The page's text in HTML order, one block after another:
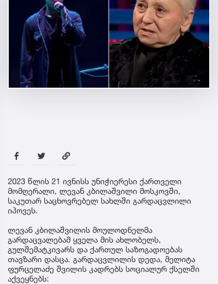
2023 წლის 21 ივნისს უნიჭიერესი ქართველი
მომღერალი, ლევან კბილაშვილი მოსკოვში,
საკუთარ საცხოვრებელ სახლში გარდაცვლილი
იპოვეს.
ლევან კბილაშვილის მოულოდნელმა
გარდაცვალებამ ყველა მის ახლობელს,
გულშემატკივარს და ქართულ საზოგადოებას
თავზარი დასცა. გარდაცვლილის დედა, მელიტა
ფურცელაძე შვილის კადრებს სოციალურ ქსელში
აქვეყნებს: